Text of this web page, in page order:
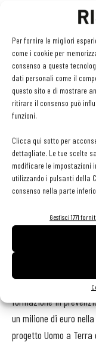
Per fornire le migliori
come i cookie per
consenso a queste
dati personali come il
questo sito e di mostrare
ritirare il consenso può
funzioni.
Clicca qui sotto per
dettagliate. Le tue scelte
modificare le impostazioni
utilizzando i pulsanti della
consenso nella parte
Gestisci 1771
Neri, metodo classico
Doc Millesimato 2017
finger food di
Chardonnay Piemonte
Gialla Cof Doc 2017 di
Investimenti
Durante l’incontro è
Genagricola,
investimenti compiuti
soltanto il 5% della
detto Marchionne –
formazione in
un milione di euro
progetto Uomo a